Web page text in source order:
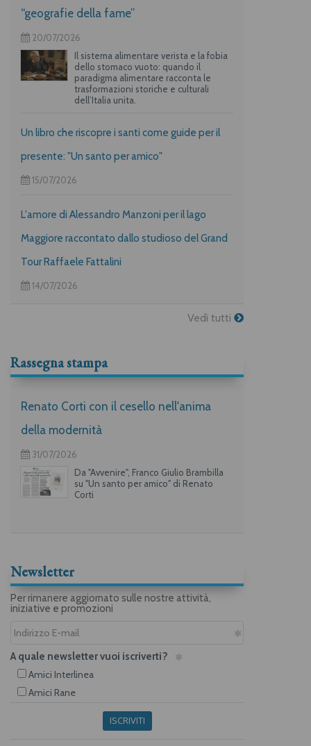
“geografie della fame”
20/07/2026
Il sistema alimentare verista e la fobia
dello stomaco vuoto: quando il
paradigma alimentare racconta le
trasformazioni storiche e culturali
dell’Italia unita.
Un libro che riscopre i santi come guide per il
presente: "Un santo per amico"
15/07/2026
L'amore di Alessandro Manzoni per il lago
Maggiore raccontato dallo studioso del Grand
Tour Raffaele Fattalini
14/07/2026
Vedi tutti
Rassegna stampa
Renato Corti con il cesello nell'anima
della modernità
31/07/2026
Da "Avvenire", Franco Giulio Brambilla
su "Un santo per amico" di Renato
Corti
Newsletter
Per rimanere aggiornato sulle nostre attività,
iniziative e promozioni
A quale newsletter vuoi iscriverti?
Amici Interlinea
Amici Rane
ISCRIVITI